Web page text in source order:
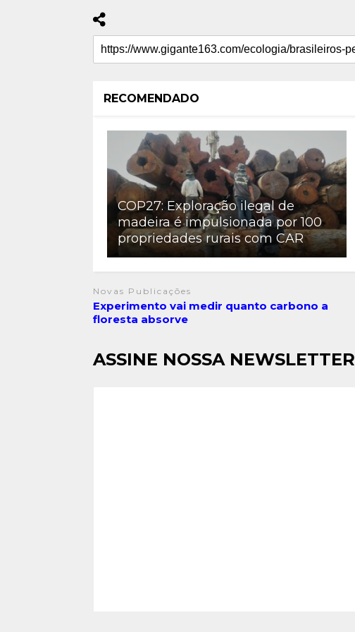
RECOMENDADO
COP27: Exploração ilegal de
madeira é impulsionada por 100
propriedades rurais com CAR
Novas Publicações
Experimento vai medir quanto carbono a
floresta absorve
ASSINE NOSSA NEWSLETTER